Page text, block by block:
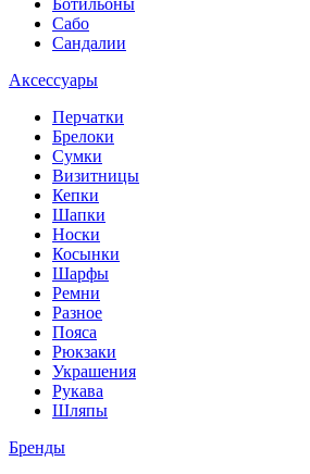
Ботильоны
Сабо
Сандалии
Аксессуары
Перчатки
Брелоки
Сумки
Визитницы
Кепки
Шапки
Носки
Косынки
Шарфы
Ремни
Разное
Пояса
Рюкзаки
Украшения
Рукава
Шляпы
Бренды